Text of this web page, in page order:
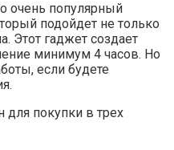
очень популярный
подойдет не только
Этот гаджет создает
минимум 4 часов. Но
если будете
для покупки в трех